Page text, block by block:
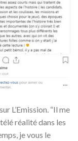
L’Emission. “Il me
réalité dans les
je vous le